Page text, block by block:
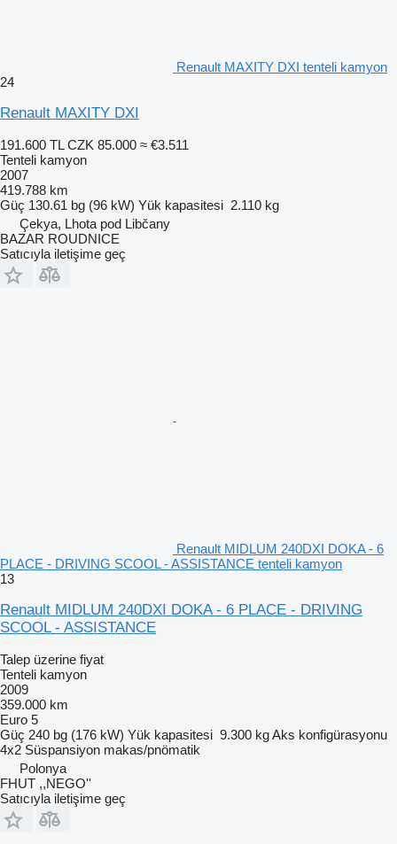
Renault MAXITY DXI tenteli kamyon
24
Renault MAXITY DXI
191.600 TL CZK 85.000 ≈ €3.511
Tenteli kamyon
2007
419.788 km
Güç 130.61 bg (96 kW) Yük kapasitesi 2.110 kg
Çekya, Lhota pod Libčany
BAZAR ROUDNICE
Satıcıyla iletişime geç
Renault MIDLUM 240DXI DOKA - 6
PLACE - DRIVING SCOOL - ASSISTANCE tenteli kamyon
13
Renault MIDLUM 240DXI DOKA - 6 PLACE - DRIVING
SCOOL - ASSISTANCE
Talep üzerine fiyat
Tenteli kamyon
2009
359.000 km
Euro 5
Güç 240 bg (176 kW) Yük kapasitesi 9.300 kgAks konfigürasyonu
4x2 Süspansiyon makas/pnömatik
Polonya
FHUT ,,NEGO''
Satıcıyla iletişime geç